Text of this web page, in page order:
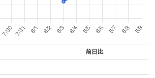
前日比
-